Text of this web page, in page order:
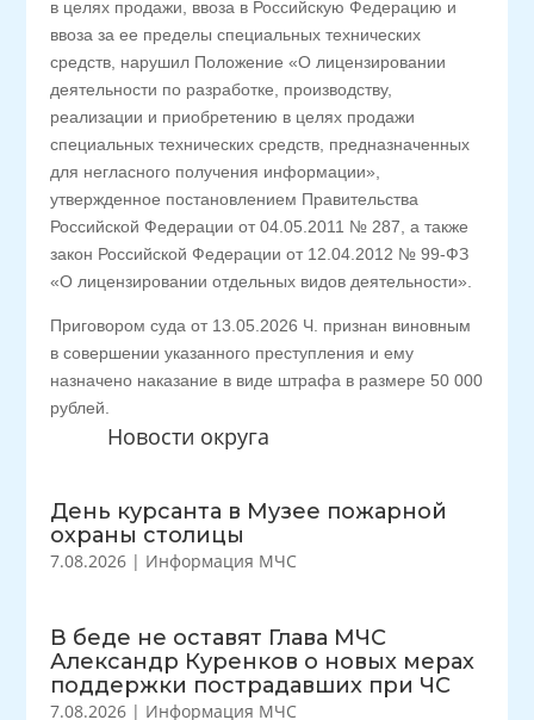
Новости округа
День курсанта в Музее пожарной
охраны столицы
7.08.2026 | Информация МЧС
В беде не оставят Глава МЧС
Александр Куренков о новых мерах
поддержки пострадавших при ЧС
7.08.2026 | Информация МЧС
в целях продажи, ввоза в Российскую Федерацию и
ввоза за ее пределы специальных технических
средств, нарушил Положение «О лицензировании
деятельности по разработке, производству,
реализации и приобретению в целях продажи
специальных технических средств, предназначенных
для негласного получения информации»,
утвержденное постановлением Правительства
Российской Федерации от 04.05.2011 № 287, а также
закон Российской Федерации от 12.04.2012 № 99-ФЗ
«О лицензировании отдельных видов деятельности».
Приговором суда от 13.05.2026 Ч. признан виновным
в совершении указанного преступления и ему
назначено наказание в виде штрафа в размере 50 000
рублей.